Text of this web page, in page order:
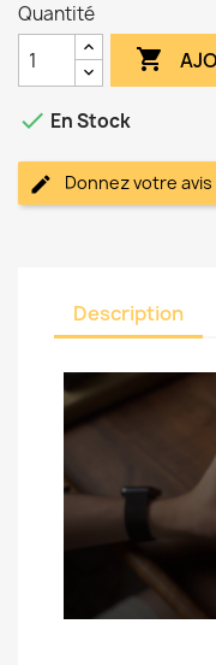
Quantité

 En Stock
Donnez votre avis
Description